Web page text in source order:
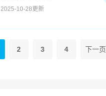
2025-10-28更新
2 3 4 下一页